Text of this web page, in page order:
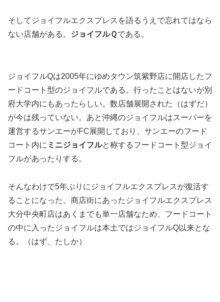
そしてジョイフルエクスプレスを語るうえで忘れてはなら
ない店舗がある。 ジョイフルＱである。
ジョイフルQは2005年にゆめタウン筑紫野店に開店したフ
ードコート型のジョイフルである。行ったことはないが別
府大学内にもあったらしい。数店舗展開された（はずだ）
が今は残っていない。あと沖縄のジョイフルはスーパーを
運営するサンエーがFC展開しており、サンエーのフード
コート内に ミニジョイフルと称するフードコート型ジョイ
フルがあったりする。
そんなわけで5年ぶりにジョイフルエクスプレスが復活す
ることになった。商店街にあったジョイフルエクスプレス
大分中央町店はあくまでも単一店舗なため、フードコート
の中に入ったジョイフルは本土ではジョイフルQ以来とな
る。（はず、たしか）